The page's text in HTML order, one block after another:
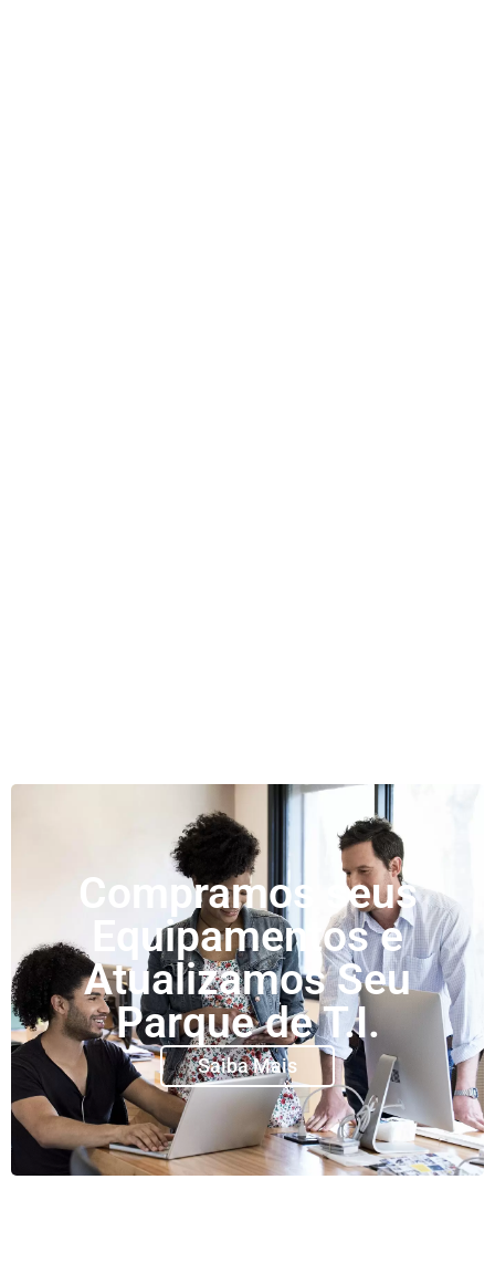
Compramos seus
Equipamentos e
Atualizamos Seu
Parque de T.I.
Saiba Mais